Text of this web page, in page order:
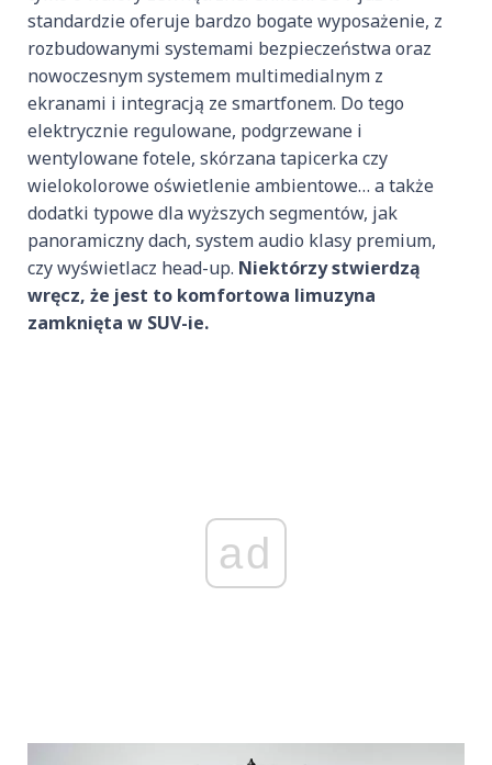
standardzie oferuje bardzo bogate wyposażenie, z
rozbudowanymi systemami bezpieczeństwa oraz
nowoczesnym systemem multimedialnym z
ekranami i integracją ze smartfonem. Do tego
elektrycznie regulowane, podgrzewane i
wentylowane fotele, skórzana tapicerka czy
wielokolorowe oświetlenie ambientowe… a także
dodatki typowe dla wyższych segmentów, jak
panoramiczny dach, system audio klasy premium,
czy wyświetlacz head-up. Niektórzy stwierdzą
wręcz, że jest to komfortowa limuzyna
zamknięta w SUV-ie.
ad